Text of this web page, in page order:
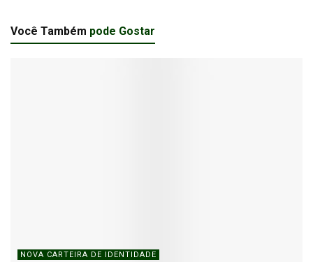
Você Também pode Gostar
NOVA CARTEIRA DE IDENTIDADE